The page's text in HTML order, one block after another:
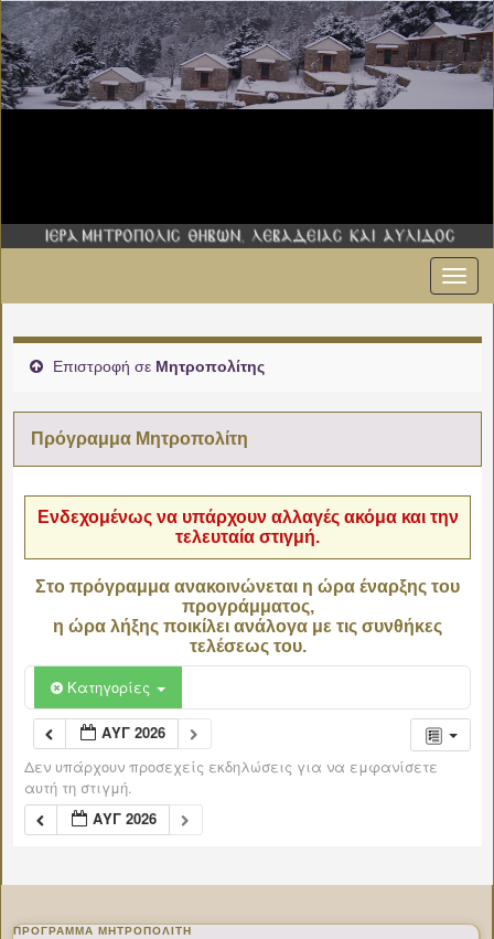
Επιστροφή σε Μητροπολίτης
Πρόγραμμα Μητροπολίτη
Ενδεχομένως να υπάρχουν αλλαγές ακόμα και την
τελευταία στιγμή.
Στο πρόγραμμα ανακοινώνεται η ώρα έναρξης του
προγράμματος,
η ώρα λήξης ποικίλει ανάλογα με τις συνθήκες
τελέσεως του.
Κατηγορίες
ΑΥΓ 2026
Δεν υπάρχουν προσεχείς εκδηλώσεις για να εμφανίσετε
αυτή τη στιγμή.
ΑΥΓ 2026
ΠΡΌΓΡΑΜΜΑ ΜΗΤΡΟΠΟΛΊΤΗ